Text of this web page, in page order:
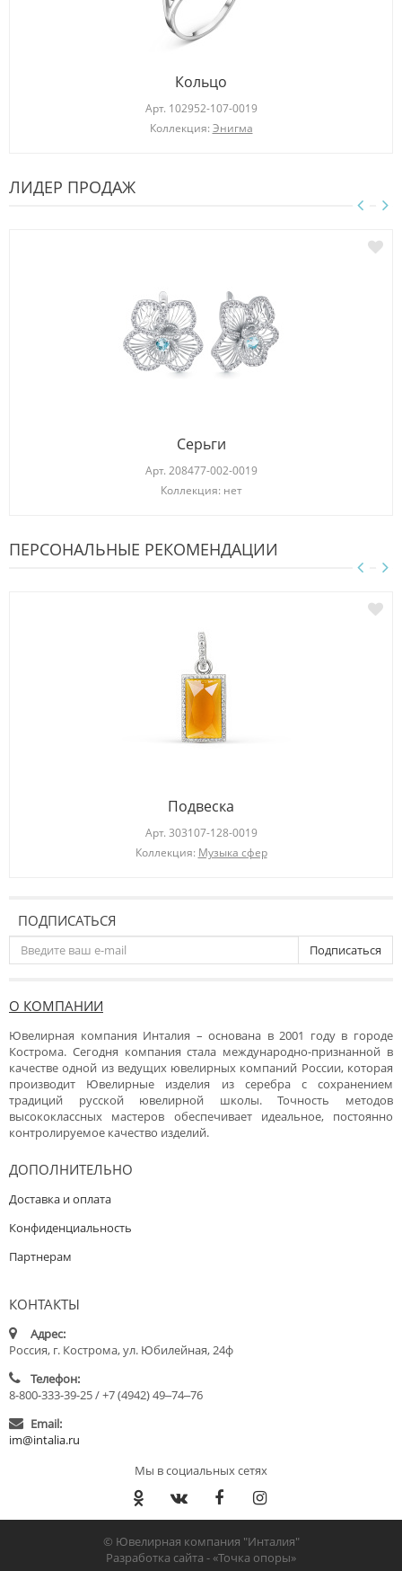
Кольцо
Арт. 102952-107-0019
Коллекция: Энигма
ЛИДЕР ПРОДАЖ
Серьги
Арт. 208477-002-0019
Коллекция: нет
ПЕРСОНАЛЬНЫЕ РЕКОМЕНДАЦИИ
Подвеска
Арт. 303107-128-0019
Коллекция: Музыка сфер
ПОДПИСАТЬСЯ
Подписаться
О КОМПАНИИ
Ювелирная компания Инталия – основана в 2001 году в городе
Кострома. Сегодня компания стала международно-признанной в
качестве одной из ведущих ювелирных компаний России, которая
производит Ювелирные изделия из серебра с сохранением
традиций русской ювелирной школы. Точность методов
высококлассных мастеров обеспечивает идеальное, постоянно
контролируемое качество изделий.
ДОПОЛНИТЕЛЬНО
Доставка и оплата
Конфиденциальность
Партнерам
КОНТАКТЫ
Адрес:
Россия, г. Кострома, ул. Юбилейная, 24ф
Телефон:
8-800-333-39-25 / +7 (4942) 49‒74‒76
Email:
im@intalia.ru
Мы в социальных сетях
© Ювелирная компания "Инталия"
Разработка сайта -«Точка опоры»